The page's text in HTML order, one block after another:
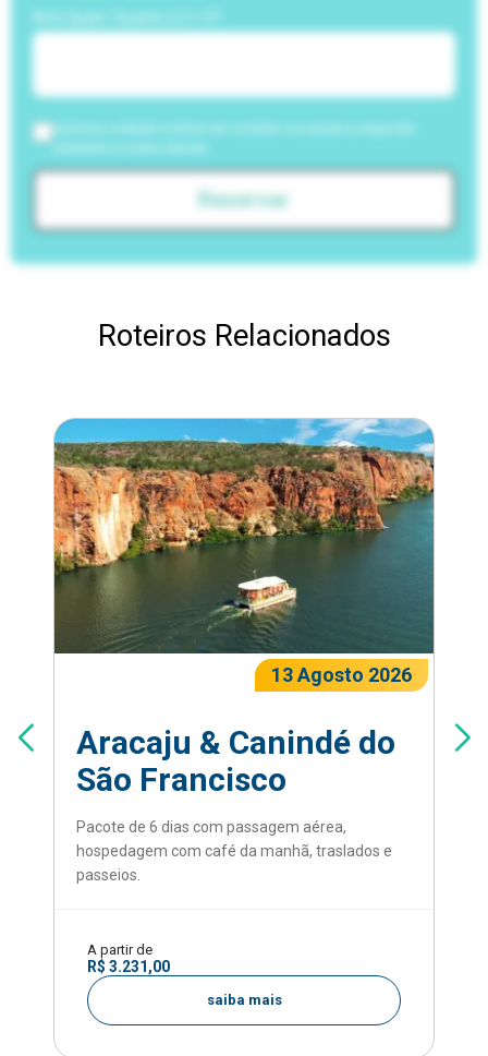
Autorizo a NewIt a entrar em contato e a enviar a resposta
Reservar
Roteiros Relacionados
13 Agosto 2026
Aracaju & Canindé do
São Francisco
Pacote de 6 dias com passagem aérea,
hospedagem com café da manhã, traslados e
passeios.
A partir de
R$ 3.231,00
saiba mais